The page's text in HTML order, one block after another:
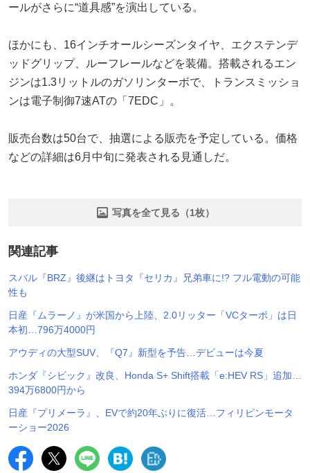
ールがさらに“道具感”を演出している。
ほかにも、16インチオールシーズンタイヤ、エクステンデ
ッドグリップ、ルーフレールなどを装備。搭載されるエン
ジンは1.3リットルのガソリンターボで、トランスミッショ
ンは電子制御7速ATの「7EDC」。
販売台数は50台で、抽選による販売を予定している。価格
などの詳細は6月中旬に発表される見通しだ。
写真を全て見る（1枚）
関連記事
スバル『BRZ』後継はトヨタ『セリカ』兄弟車に!? フル電動の可能
性も
日産『ムラーノ』が米国から上陸、2.0リッター「VCターボ」は日
本初…796万4000円
アウディの大型SUV、『Q7』新型を予告…デビューは今夏
ホンダ『シビック』改良、Honda S+ Shift搭載「e:HEV RS」追加…
394万6800円から
日産『プリメーラ』、EVで約20年ぶりに復活…フィリピンモータ
ーショー2026